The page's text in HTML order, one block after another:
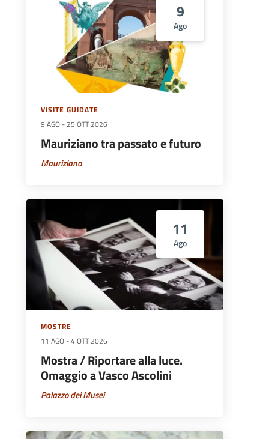
9
Ago
VISITE GUIDATE
9 AGO -25 OTT 2026
Mauriziano tra passato e futuro
Mauriziano
11
Ago
MOSTRE
11 AGO -4 OTT 2026
Mostra / Riportare alla luce.
Omaggio a Vasco Ascolini
Palazzo dei Musei